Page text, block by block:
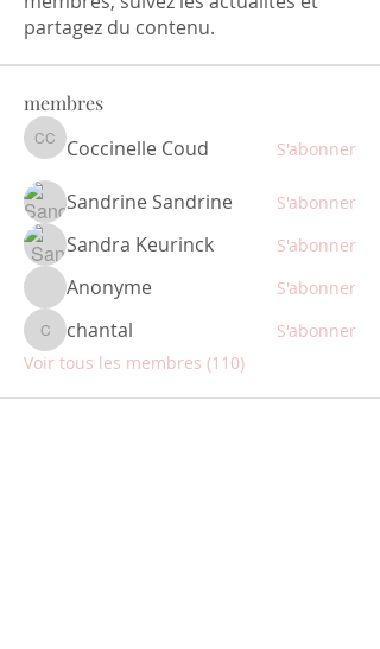
partagez du contenu.
membres
Coccinelle Coud
Coccinelle Coud S'abonner
Sandrine Sandrine S'abonner
Sandra Keurinck S'abonner
Anonyme S'abonner
chantalchantal
S'abonner
Voir tous les membres (110)